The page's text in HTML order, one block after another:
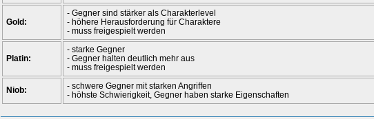
Gold:
- Gegner sind stärker als Charakterlevel
- höhere Herausforderung für Charaktere
- muss freigespielt werden
Platin:
- starke Gegner
- Gegner halten deutlich mehr aus
- muss freigespielt werden
Niob:
- schwere Gegner mit starken Angriffen
- höhste Schwierigkeit, Gegner haben starke Eigenschaften